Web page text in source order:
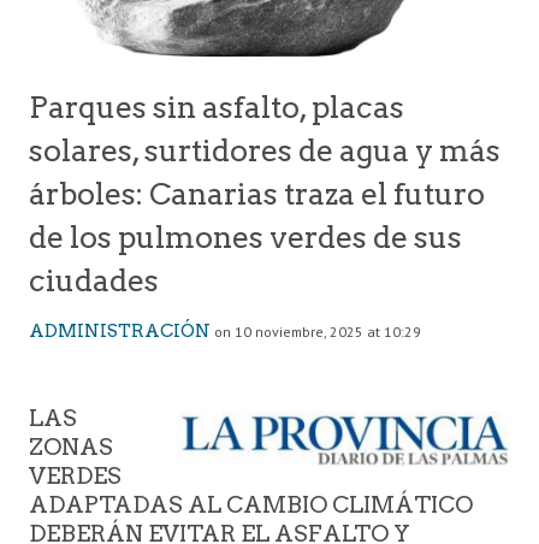
Parques sin asfalto, placas
solares, surtidores de agua y más
árboles: Canarias traza el futuro
de los pulmones verdes de sus
ciudades
ADMINISTRACIÓN on 10 noviembre, 2025 at 10:29
LAS
ZONAS
VERDES
ADAPTADAS AL CAMBIO CLIMÁTICO
DEBERÁN EVITAR EL ASFALTO Y